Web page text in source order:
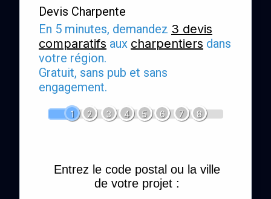
Devis Charpente
En 5 minutes, demandez 3 devis
comparatifs aux charpentiers dans
votre région.
Gratuit, sans pub et sans
engagement.
1 2 3 4 5 6 7 8
Entrez le code postal ou la ville
de votre projet :